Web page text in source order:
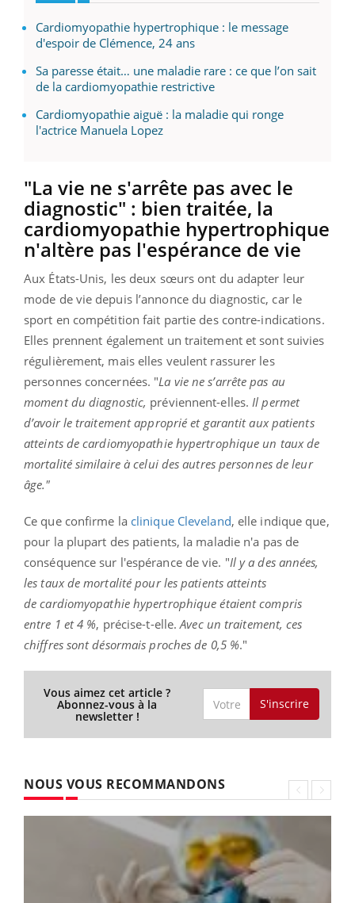
Cardiomyopathie hypertrophique : le message
d'espoir de Clémence, 24 ans
Sa paresse était… une maladie rare : ce que l’on sait
de la cardiomyopathie restrictive
Cardiomyopathie aiguë : la maladie qui ronge
l'actrice Manuela Lopez
"La vie ne s'arrête pas avec le
diagnostic" : bien traitée, la
cardiomyopathie hypertrophique
n'altère pas l'espérance de vie
Aux États-Unis, les deux sœurs ont du adapter leur
mode de vie depuis l’annonce du diagnostic, car le
sport en compétition fait partie des contre-indications.
Elles prennent également un traitement et sont suivies
régulièrement, mais elles veulent rassurer les
personnes concernées. "La vie ne s’arrête pas au
moment du diagnostic, préviennent-elles. Il permet
d’avoir le traitement approprié et garantit aux patients
atteints de cardiomyopathie hypertrophique un taux de
mortalité similaire à celui des autres personnes de leur
âge."
Ce que confirme la clinique Cleveland, elle indique que,
pour la plupart des patients, la maladie n'a pas de
conséquence sur l'espérance de vie. "Il y a des années,
les taux de mortalité pour les patients atteints
decardiomyopathie hypertrophique étaient compris
entre 1 et 4 %, précise-t-elle.Avec un traitement, ces
chiffres sont désormais proches de 0,5 %."
Vous aimez cet article ?
Abonnez-vous à la
newsletter !
S'inscrire
NOUS VOUS RECOMMANDONS